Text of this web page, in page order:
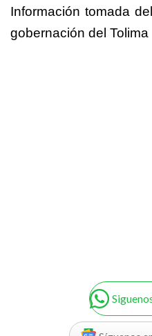
Información tomada
gobernación del Tolima